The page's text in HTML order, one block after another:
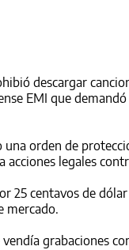
descargar
EMI que
orden de
acciones legales
25 centavos de
mercado.
grabaciones